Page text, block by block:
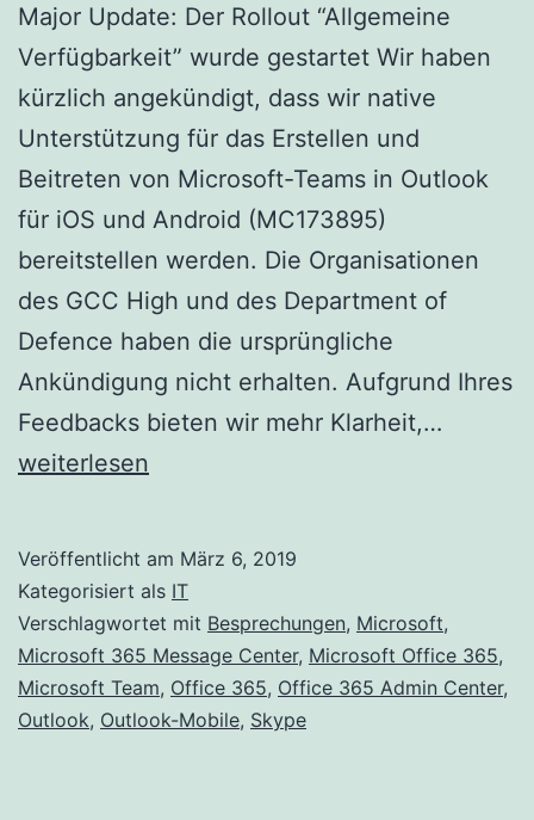
Major Update: Der Rollout “Allgemeine
Verfügbarkeit” wurde gestartet Wir haben
kürzlich angekündigt, dass wir native
Unterstützung für das Erstellen und
Beitreten von Microsoft-Teams in Outlook
für iOS und Android (MC173895)
bereitstellen werden. Die Organisationen
des GCC High und des Department of
Defence haben die ursprüngliche
Ankündigung nicht erhalten. Aufgrund Ihres
Feedbacks bieten wir mehr Klarheit,…
–
Rollout-
weiterlesen
Veröffentlicht am März 6, 2019
Kategorisiert als IT
Verschlagwortet mit Besprechungen, Microsoft,
Microsoft 365 Message Center, Microsoft Office 365,
Microsoft Team, Office 365, Office 365 Admin Center,
Outlook, Outlook-Mobile, Skype